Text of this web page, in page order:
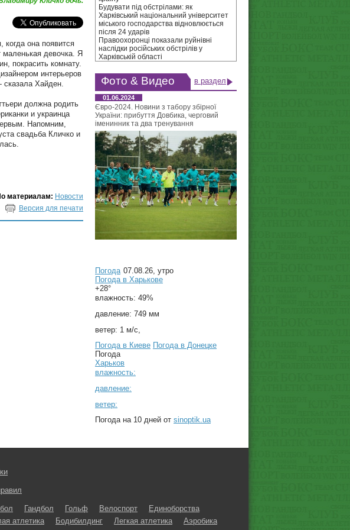
она появится
маленькая девочка. Я
покрасить комнату.
интерьеров
Хайден.
должна родить
и украинца
Напомним,
свадьба Кличко и
материалам: Новости
Версия для печати
Будувати під обстрілами: як
Харківський національний університет
міського господарства відновлюється
після 24 ударів
Правоохоронці показали руйнівні
наслідки російських обстрілів у
Харківській області
Фото & Видео в раздел
01.06.2024
Євро-2024. Новини з табору збірної
України: прибуття Довбика, черговий
іменинник та два тренування
Погода 07.08.26, утро
Погода в Харькове
+28°
влажность: 49%
давление: 749 мм
ветер: 1 м/с,
Погода в Киеве Погода в Донецке
Погода
Харьков
влажность:
давление:
ветер:
Погода на 10 дней от sinoptik.ua
Гандбол Гольф Велоспорт
Единоборства
атлетика Бодибилдинг Легкая атлетика
Аэробика